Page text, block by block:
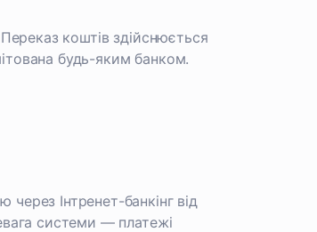
коштів здійснюється
будь-яким банком.
Інтренет-банкінг від
системи — платежі